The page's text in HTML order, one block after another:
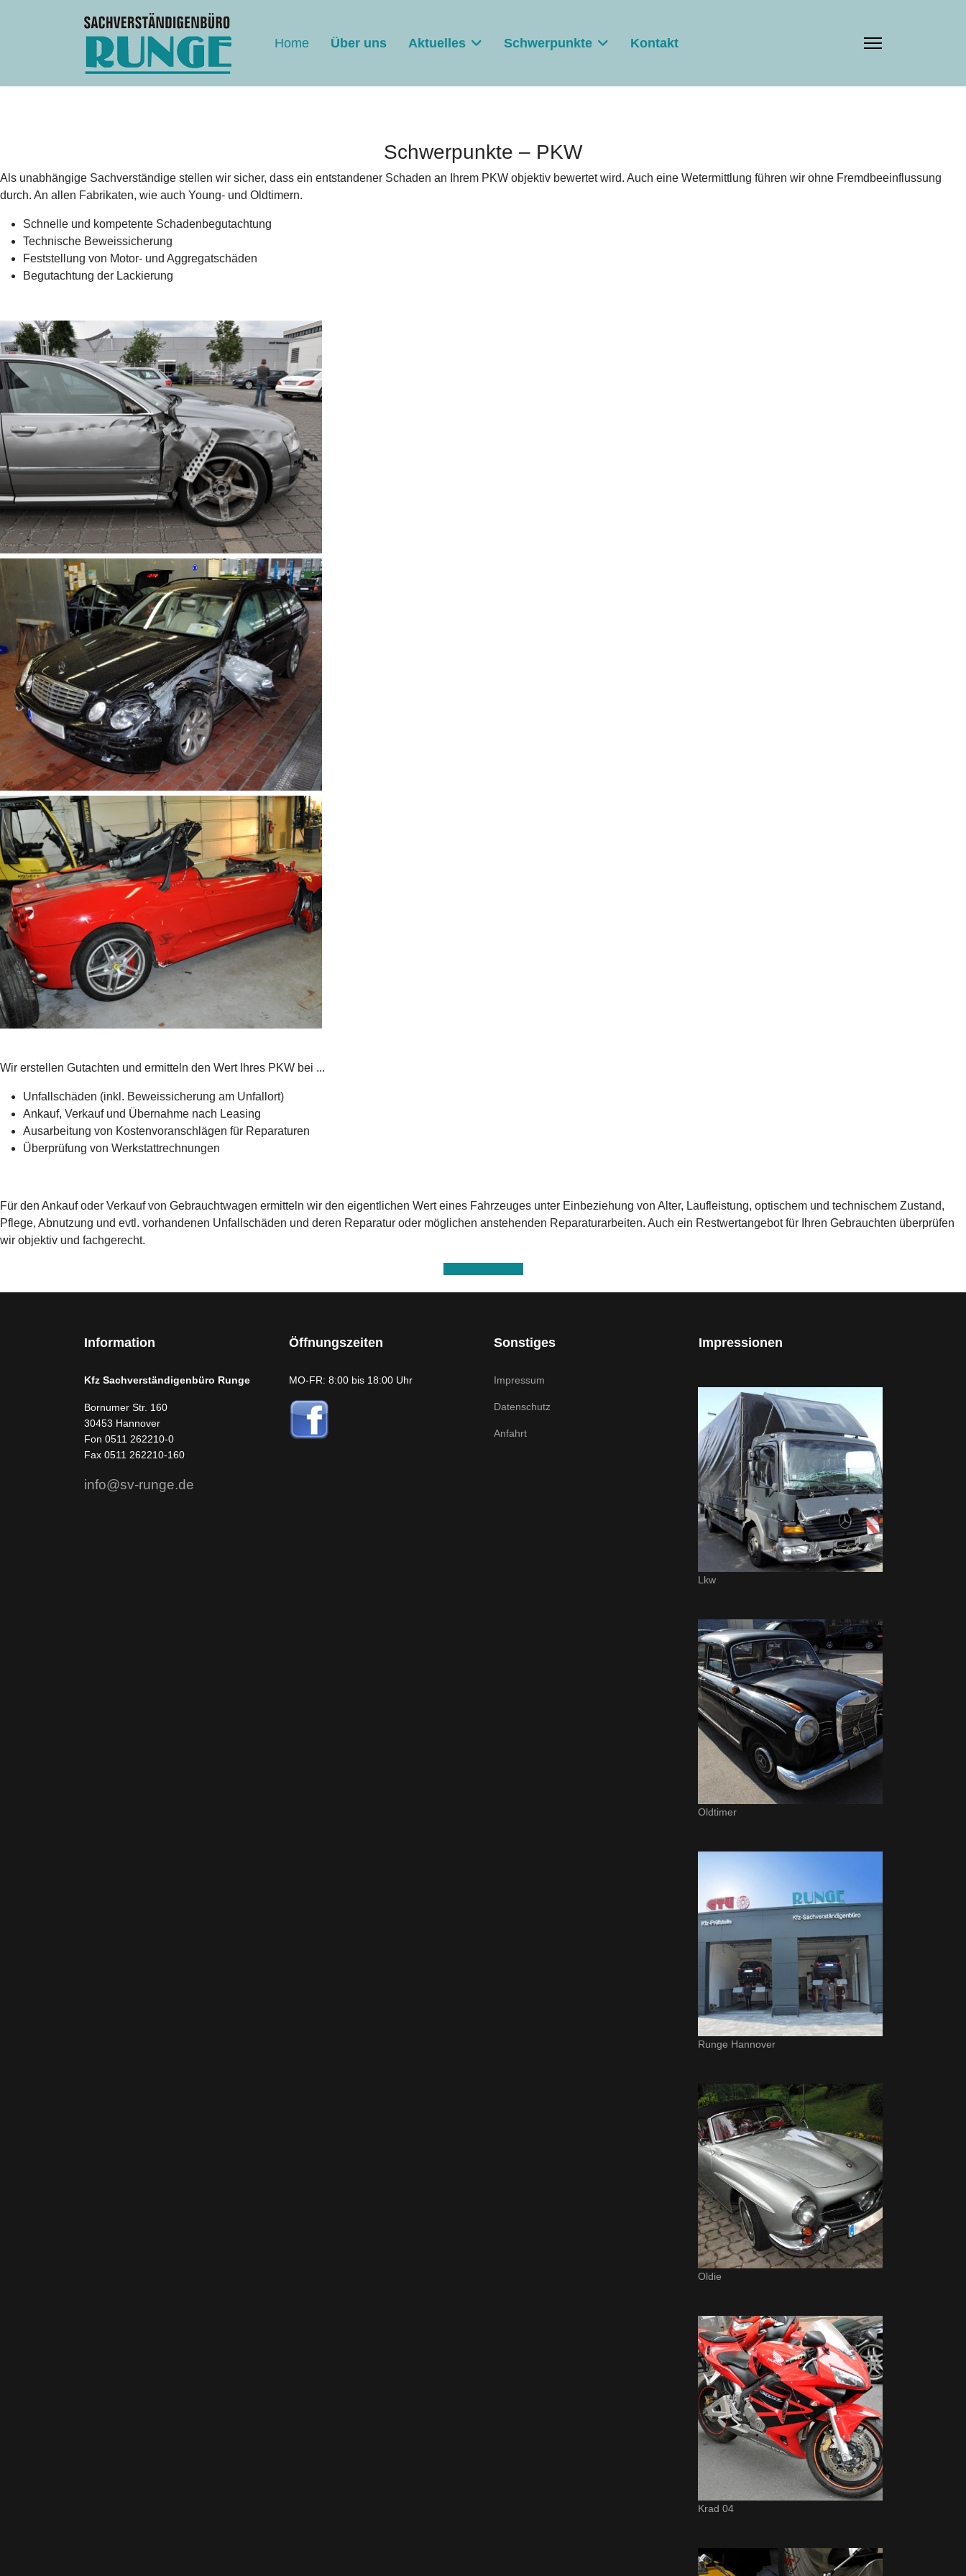
Home Über uns Aktuelles Schwerpunkte Kontakt
Schwerpunkte – PKW
Als unabhängige Sachverständige stellen wir sicher, dass ein entstandener Schaden an Ihrem PKW objektiv bewertet wird. Auch eine Wetermittlung führen wir ohne Fremdbeeinflussung
durch. An allen Fabrikaten, wie auch Young- und Oldtimern.
Schnelle und kompetente Schadenbegutachtung
Technische Beweissicherung
Feststellung von Motor- und Aggregatschäden
Begutachtung der Lackierung
Wir erstellen Gutachten und ermitteln den Wert Ihres PKW bei ...
Unfallschäden (inkl. Beweissicherung am Unfallort)
Ankauf, Verkauf und Übernahme nach Leasing
Ausarbeitung von Kostenvoranschlägen für Reparaturen
Überprüfung von Werkstattrechnungen
Für den Ankauf oder Verkauf von Gebrauchtwagen ermitteln wir den eigentlichen Wert eines Fahrzeuges unter Einbeziehung von Alter, Laufleistung, optischem und technischem Zustand,
Pflege, Abnutzung und evtl. vorhandenen Unfallschäden und deren Reparatur oder möglichen anstehenden Reparaturarbeiten. Auch ein Restwertangebot für Ihren Gebrauchten überprüfen
wir objektiv und fachgerecht.
Information
Kfz Sachverständigenbüro Runge
Bornumer Str. 160
30453 Hannover
Fon 0511 262210-0
Fax 0511 262210-160
info@sv-runge.de
Öffnungszeiten
MO-FR: 8:00 bis 18:00 Uhr
Sonstiges
Impressum
Datenschutz
Anfahrt
Impressionen
Lkw
Oldtimer
Runge Hannover
Oldie
Krad 04